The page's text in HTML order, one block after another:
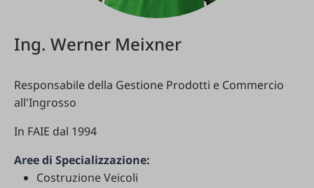
Ing. Werner Meixner
Responsabile della Gestione Prodotti e Commercio
all'Ingrosso
In FAIE dal 1994
Aree di Specializzazione:
Costruzione Veicoli